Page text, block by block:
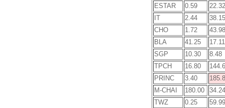
ESTAR
0.59
22.32
IT
2.44
38.15
CHO
1.72
43.98
BLA
41.25
17.11
SGP
10.30
8.48
TPCH
16.80
PRINC
3.40
M-CHAI
180.00
34.24
TWZ
0.25 59.99